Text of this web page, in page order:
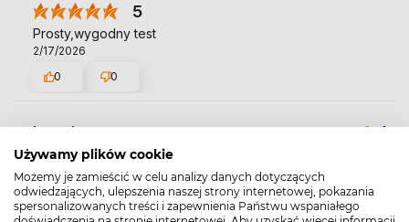
Używamy plików cookie
Możemy je zamieścić w celu analizy danych dotyczących
odwiedzających, ulepszenia naszej strony internetowej, pokazania
spersonalizowanych treści i zapewnienia Państwu wspaniałego
5
Prosty,wygodny test
2/17/2026
0
0
Leszek
5
Stosunkowo tani test, dzięki któremu, w pewnych
przypadkach można uniknąć kosztownej i niekoniecznie
przyjemniej kolonoskopii. Łatwy do wykonania samemu,